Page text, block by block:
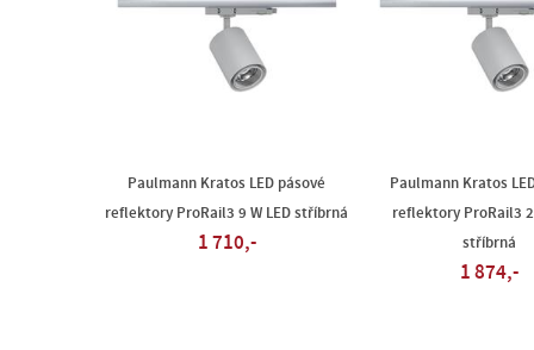
Paulmann Kratos LED pásové
reflektory ProRail3 9 W LED stříbrná
1 710,-
Paulmann Kratos
reflektory ProRail3
stříbrná
1 874,-